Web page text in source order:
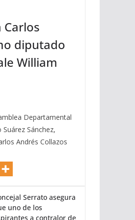
i
b
a
j
o
a
Carlos
diputado
William
Departamental
Sánchez,
Andrés Collazos
Serrato asegura
uno de los
a contralor de